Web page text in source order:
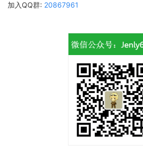
加入QQ群: 20867961